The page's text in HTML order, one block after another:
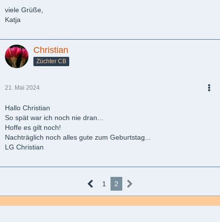
viele Grüße,
Katja
Christian
Züchter CB
21. Mai 2024
Hallo Christian
So spät war ich noch nie dran...
Hoffe es gilt noch!
Nachträglich noch alles gute zum Geburtstag...
LG Christian
1 2